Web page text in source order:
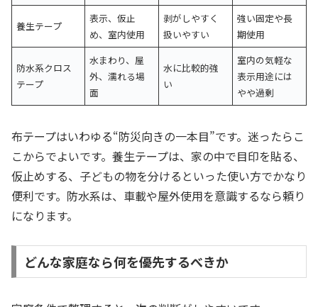
養生テープ
表示、仮止
め、室内使用
剥がしやすく
扱いやすい
強い固定や長
期使用
防水系クロス
テープ
水まわり、屋
外、濡れる場
面
水に比較的強
い
室内の気軽な
表示用途には
やや過剰
布テープはいわゆる“防災向きの一本目”です。迷ったらこ
こからでよいです。養生テープは、家の中で目印を貼る、
仮止めする、子どもの物を分けるといった使い方でかなり
便利です。防水系は、車載や屋外使用を意識するなら頼り
になります。
どんな家庭なら何を優先するべきか